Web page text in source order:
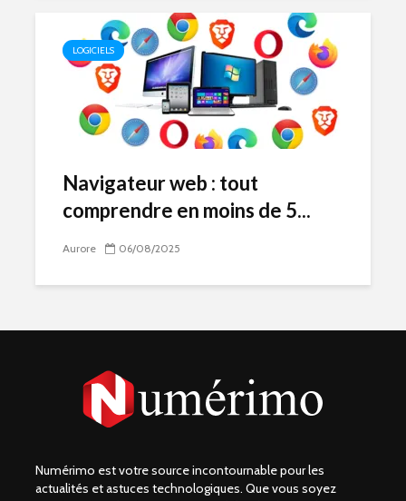
LOGICIELS
Navigateur web : tout
comprendre en moins de 5...
Aurore 06/08/2025
Numérimo est votre source incontournable pour les
actualités et astuces technologiques. Que vous soyez